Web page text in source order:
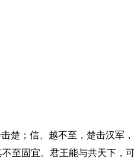
；信、越不至，楚击汉军，
至固宜。君王能与共天下，